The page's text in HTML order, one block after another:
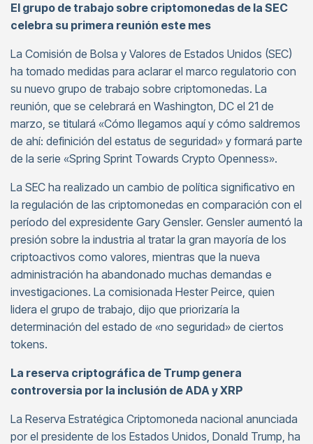
El grupo de trabajo sobre criptomonedas de la SEC
celebra su primera reunión este mes
La Comisión de Bolsa y Valores de Estados Unidos (SEC)
ha tomado medidas para aclarar el marco regulatorio con
su nuevo grupo de trabajo sobre criptomonedas. La
reunión, que se celebrará en Washington, DC el 21 de
marzo, se titulará «Cómo llegamos aquí y cómo saldremos
de ahí: definición del estatus de seguridad» y formará parte
de la serie «Spring Sprint Towards Crypto Openness».
La SEC ha realizado un cambio de política significativo en
la regulación de las criptomonedas en comparación con el
período del expresidente Gary Gensler. Gensler aumentó la
presión sobre la industria al tratar la gran mayoría de los
criptoactivos como valores, mientras que la nueva
administración ha abandonado muchas demandas e
investigaciones. La comisionada Hester Peirce, quien
lidera el grupo de trabajo, dijo que priorizaría la
determinación del estado de «no seguridad» de ciertos
tokens.
La reserva criptográfica de Trump genera
controversia por la inclusión de ADA y XRP
La Reserva Estratégica Criptomoneda nacional anunciada
por el presidente de los Estados Unidos, Donald Trump, ha